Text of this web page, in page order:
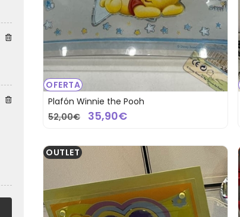
OFERTA
Plafón Winnie the Pooh
52,00€
35,90€
OUTLET